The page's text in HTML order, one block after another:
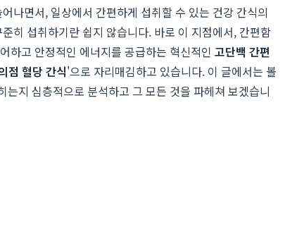
나면서, 일상에서 간편하게 섭취할 수 있는 건강 간식의
히 섭취하기란 쉽지 않습니다. 바로 이 지점에서, 간편함
하고 안정적인 에너지를 공급하는 혁신적인 고단백 간편
점 혈당 간식'으로 자리매김하고 있습니다. 이 글에서는 볼
는지 심층적으로 분석하고 그 모든 것을 파헤쳐 보겠습니